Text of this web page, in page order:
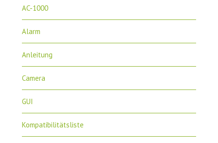
AC-1000
Alarm
Anleitung
Camera
GUI
Kompatibilitätsliste